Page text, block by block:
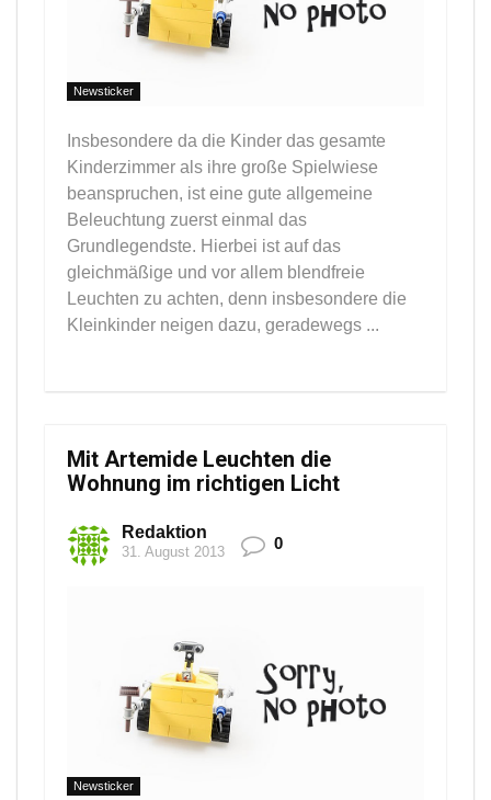
Newsticker
Insbesondere da die Kinder das gesamte
Kinderzimmer als ihre große Spielwiese
beanspruchen, ist eine gute allgemeine
Beleuchtung zuerst einmal das
Grundlegendste. Hierbei ist auf das
gleichmäßige und vor allem blendfreie
Leuchten zu achten, denn insbesondere die
Kleinkinder neigen dazu, geradewegs ...
Mit Artemide Leuchten die
Wohnung im richtigen Licht
Redaktion
31. August 2013 0
Newsticker